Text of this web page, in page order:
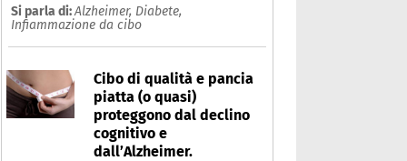
Si parla di:Alzheimer, Diabete,
Infiammazione da cibo
Cibo di qualità e pancia
piatta (o quasi)
proteggono dal declino
cognitivo e
dall’Alzheimer.